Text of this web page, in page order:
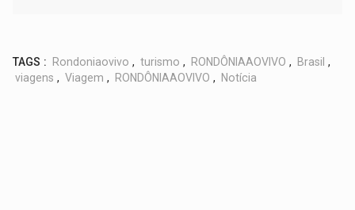
TAGS : Rondoniaovivo , turismo , RONDÔNIAAOVIVO , Brasil ,
viagens , Viagem , RONDÔNIAAOVIVO , Notícia